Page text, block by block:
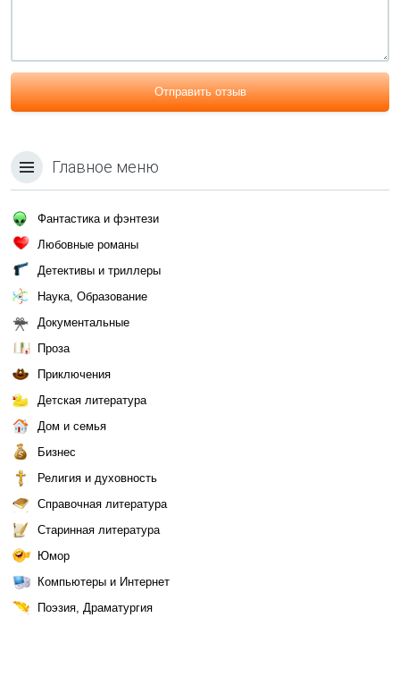
Отправить отзыв
Главное меню
Фантастика и фэнтези
Любовные романы
Детективы и триллеры
Наука, Образование
Документальные
Проза
Приключения
Детская литература
Дом и семья
Бизнес
Религия и духовность
Справочная литература
Старинная литература
Юмор
Компьютеры и Интернет
Поэзия, Драматургия